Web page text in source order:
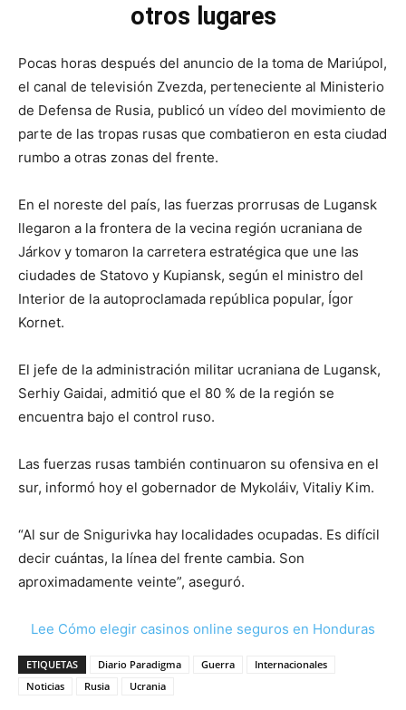
otros lugares
Pocas horas después del anuncio de la toma de Mariúpol,
el canal de televisión Zvezda, perteneciente al Ministerio
de Defensa de Rusia, publicó un vídeo del movimiento de
parte de las tropas rusas que combatieron en esta ciudad
rumbo a otras zonas del frente.
En el noreste del país, las fuerzas prorrusas de Lugansk
llegaron a la frontera de la vecina región ucraniana de
Járkov y tomaron la carretera estratégica que une las
ciudades de Statovo y Kupiansk, según el ministro del
Interior de la autoproclamada república popular, Ígor
Kornet.
El jefe de la administración militar ucraniana de Lugansk,
Serhiy Gaidai, admitió que el 80 % de la región se
encuentra bajo el control ruso.
Las fuerzas rusas también continuaron su ofensiva en el
sur, informó hoy el gobernador de Mykoláiv, Vitaliy Kim.
“Al sur de Snigurivka hay localidades ocupadas. Es difícil
decir cuántas, la línea del frente cambia. Son
aproximadamente veinte”, aseguró.
Lee Cómo elegir casinos online seguros en Honduras
ETIQUETAS Diario Paradigma Guerra
Internacionales
Noticias
Rusia Ucrania